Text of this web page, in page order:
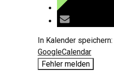
In Kalender speichern:
GoogleCalendar
Fehler melden